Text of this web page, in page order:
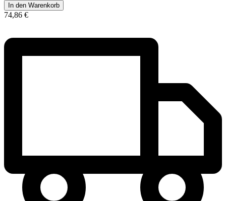
In den Warenkorb
74,86 €